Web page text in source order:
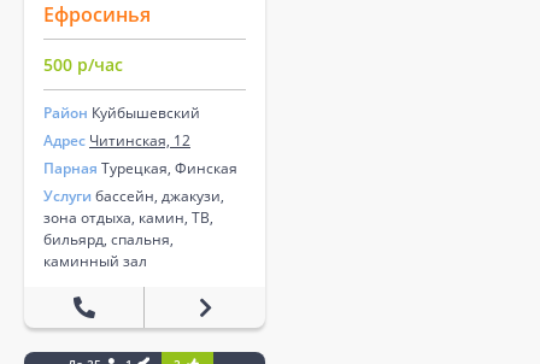
Ефросинья
500 р/час
Район Куйбышевский
Адрес Читинская, 12
Парная Турецкая, Финская
Услуги бассейн, джакузи,
зона отдыха, камин, ТВ,
бильярд, спальня,
каминный зал